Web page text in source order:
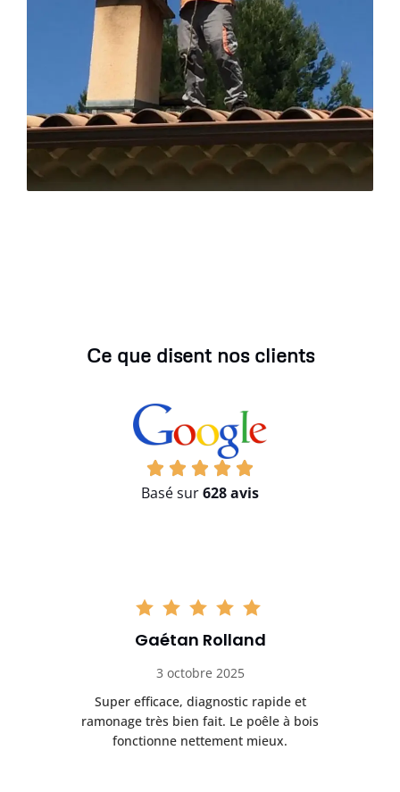
Ce que disent nos clients
Basé sur628 avis
Gaétan Rolland
3 octobre 2025
Super efficace, diagnostic rapide et
ramonage très bien fait. Le poêle à bois
fonctionne nettement mieux.